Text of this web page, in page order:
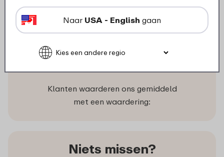
Bekijk Bestel
Klanten waarderen ons gemiddeld
met een waardering:
Niets missen?
Naar USA - English gaan